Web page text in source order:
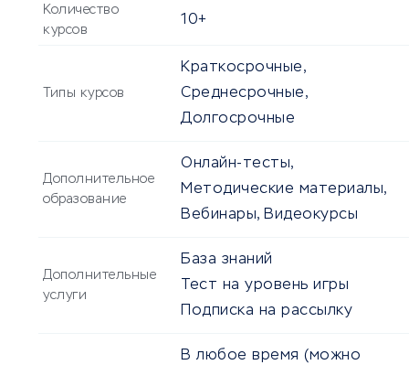
Количество
курсов
10+
Типы курсов
Краткосрочные,
Среднесрочные,
Долгосрочные
Дополнительное
образование
Онлайн-тесты,
Методические материалы,
Вебинары, Видеокурсы
Дополнительные
услуги
База знаний
Тест на уровень игры
Подписка на рассылку
В любое время (можно